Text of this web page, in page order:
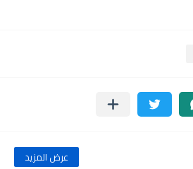
عرض المزيد